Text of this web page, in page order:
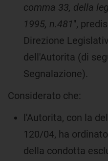
comma 33, della
1995, n.481",
Direzione
dell'Autorita (di
Segnalazione).
Considerato che:
l'Autorita, con la
120/04, ha
della condotta